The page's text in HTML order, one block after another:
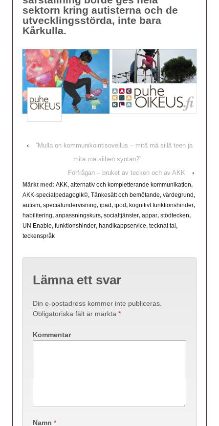
sektorn kring autisterna och de
utvecklingsstörda, inte bara
Kårkulla.
‹
”Mulla on kommunikointisovellus – mitä mä sillä teen ja
mitä mä siihen syötän?”
Förfrågan – bruket av tecken och av AKK
›
Märkt med: AKK, alternativ och kompletterande kommunikation,
AKK-specialpedagogik©, Tänkesätt och bemötande, värdegrund,
autism, specialundervisning, ipad, ipod, kognitivt funktionshinder,
habilitering, anpassningskurs, socialtjänster, appar, stödtecken,
UN Enable, funktionshinder, handikappservice, tecknat tal ,
teckenspråk
Lämna ett svar
Din e-postadress kommer inte publiceras.
Obligatoriska fält är märkta *
Kommentar
Namn *